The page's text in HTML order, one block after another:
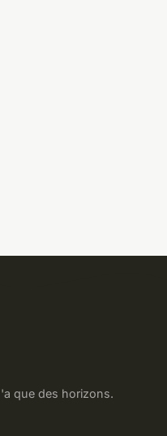
que des horizons.